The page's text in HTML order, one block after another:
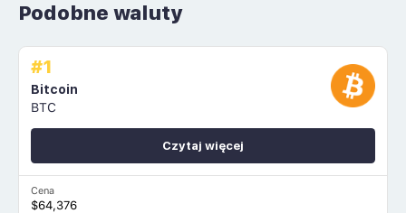
Podobne waluty
#1
Bitcoin
BTC
Cena
$64,376
Czytaj więcej